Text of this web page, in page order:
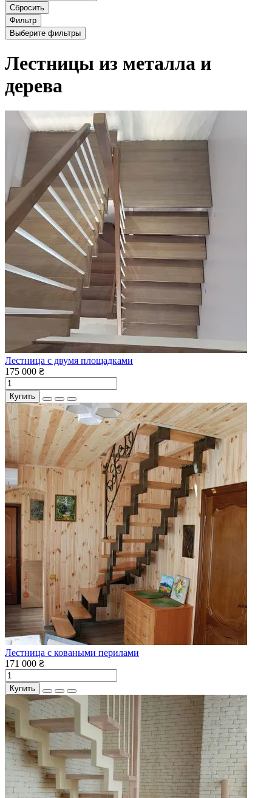
Сбросить
Фильтр
Выберите фильтры
Лестницы из металла и
дерева
Лестница с двумя площадками
175 000 ₴
Купить
Лестница с коваными перилами
171 000 ₴
Купить